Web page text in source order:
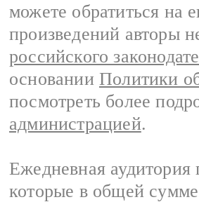
можете обратиться на
произведений авторы
российского
основании Политики
посмотреть более
администрацией.
Ежедневная аудитория
которые в общей